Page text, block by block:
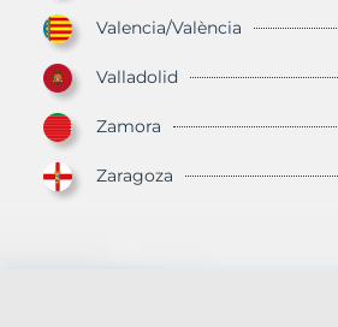
Valencia/València
Valladolid
Zamora
Zaragoza